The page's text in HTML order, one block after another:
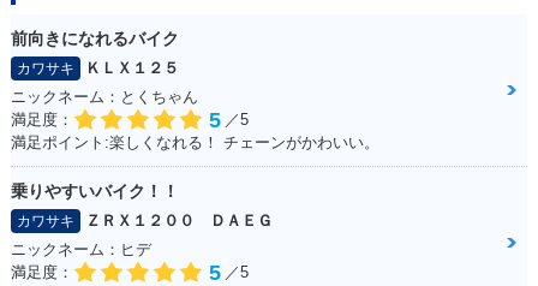
前向きになれるバイク
カワサキ
ＫＬＸ１２５
ニックネーム：とくちゃん
満足度：
5 ／5
満足ポイント:楽しくなれる！ チェーンがかわいい。
乗りやすいバイク！！
カワサキ
ＺＲＸ１２００ ＤＡＥＧ
ニックネーム：ヒデ
満足度：
5 ／5